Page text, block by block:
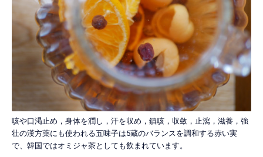
咳や口渇止め，身体を潤し，汗を収め，鎮咳，収斂，止瀉，滋養，強
壮の漢方薬にも使われる五味子は5蔵のバランスを調和する赤い実
で、韓国ではオミジャ茶としても飲まれています。